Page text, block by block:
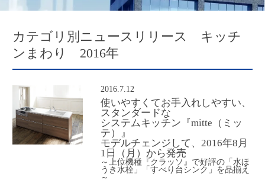
カテゴリ別ニュースリリース キッチ
ンまわり 2016年
2016.7.12
使いやすくてお手入れしやすい、
スタンダードな
システムキッチン『mitte（ミッ
テ）』
モデルチェンジして、2016年8月
1日（月）から発売
～上位機種『クラッソ』で好評の「水ほ
うき水栓」「すべり台シンク」を品揃え
～